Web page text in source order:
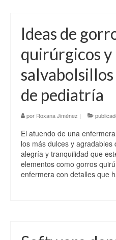
Ideas de
quirúrgicos y
de pediatría
por Roxana Jiménez |
El atuendo de una
los más dulces y
alegría y tranquilidad que
elementos como gorros
enfermera con detalles que